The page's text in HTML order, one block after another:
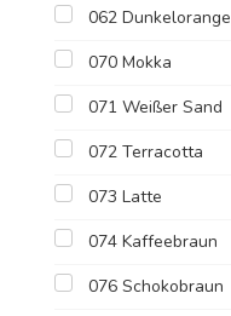
062 Dunkelorange
070 Mokka
071 Weißer Sand
072 Terracotta
073 Latte
074 Kaffeebraun
076 Schokobraun